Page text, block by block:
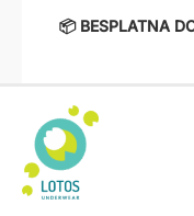
📦 BESPLATNA